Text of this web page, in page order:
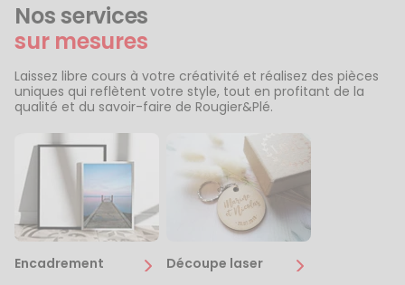
Nos services
sur mesures
Laissez libre cours à votre créativité et réalisez des pièces
uniques qui reflètent votre style, tout en profitant de la
qualité et du savoir-faire de Rougier&Plé.
Encadrement Découpe laser